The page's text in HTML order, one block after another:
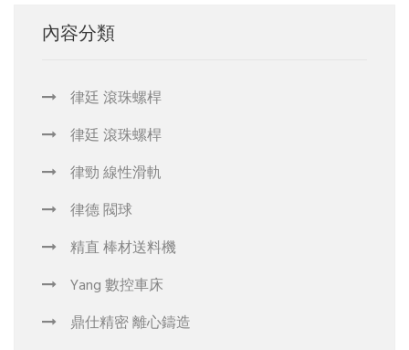
內容分類
律廷 滾珠螺桿
律廷 滾珠螺桿
律勁 線性滑軌
律德 閥球
精直 棒材送料機
Yang 數控車床
鼎仕精密 離心鑄造